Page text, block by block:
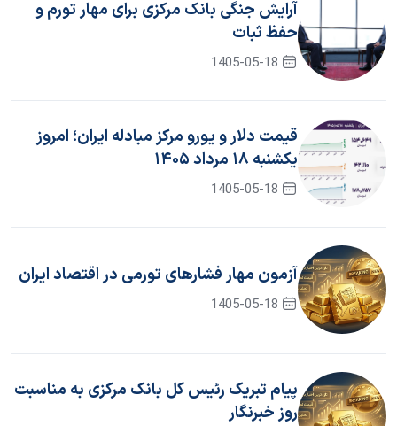
آرایش جنگی بانک مرکزی برای مهار تورم و
حفظ ثبات
1405-05-18
قیمت دلار و یورو مرکز مبادله ایران؛ امروز
یکشنبه ۱۸ مرداد ۱۴۰۵
1405-05-18
آزمون مهار فشار‌های تورمی در اقتصاد ایران
1405-05-18
پیام تبریک رئیس کل بانک مرکزی به مناسبت
روز خبرنگار